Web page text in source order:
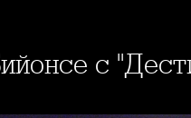
Бийонсе с